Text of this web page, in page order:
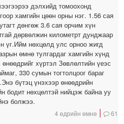
дэлхийд томоохонд
хамгийн цөөн орны нэг. 1.56 сая
дөнгөж 3.6 сая орчим хүн
дөрвөлжин километрт дунджаар
үг.Ийм нөхцөлд улс орноо жигд
өмнө тулгардаг хамгийн хүнд
хүртэл Зөвлөлтийн үеэс
330 сумын тогтолцоог бараг
бүтэц үнэхээр өнөөдрийн
бодит нөхцөлтэй нийцэж байна уу
болжээ.
4 өдрийн өмнө 61